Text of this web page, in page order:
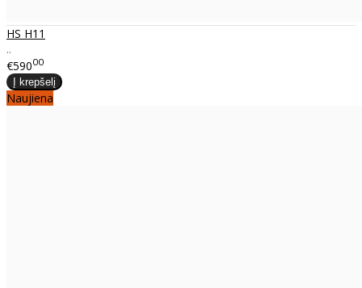
HS H11
..
€59000
Naujiena